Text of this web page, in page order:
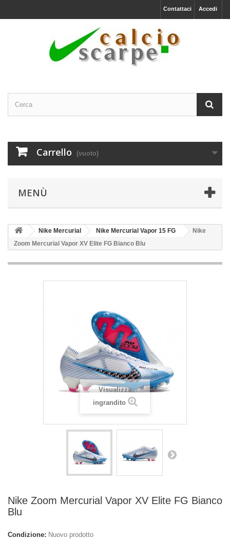
Accedi
Contattaci
Carrello (vuoto)
MENÙ
Nike Mercurial Nike Mercurial Vapor 15 FG
Nike
Zoom Mercurial Vapor XV Elite FG Bianco Blu
Visualizza
ingrandito
Nike Zoom Mercurial Vapor XV Elite FG Bianco
Blu
Condizione: Nuovo prodotto